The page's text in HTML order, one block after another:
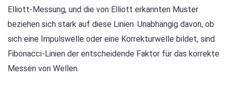
Elliott-Messung, und die von Elliott erkannten Muster
beziehen sich stark auf diese Linien. Unabhängig davon, ob
sich eine Impulswelle oder eine Korrekturwelle bildet, sind
Fibonacci-Linien der entscheidende Faktor für das korrekte
Messen von Wellen.